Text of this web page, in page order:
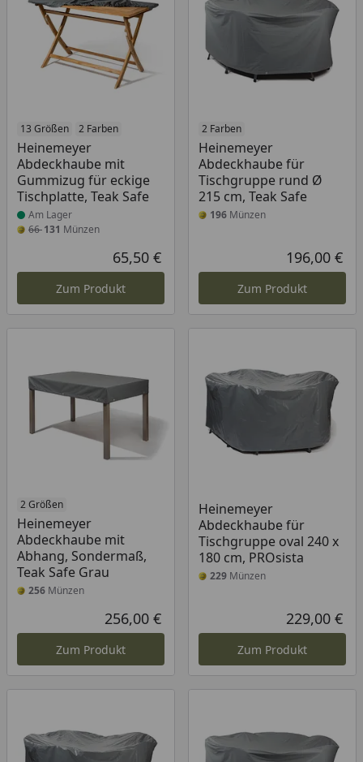
13 Größen 2 Farben
Heinemeyer
Abdeckhaube mit
Gummizug für eckige
Tischplatte, Teak Safe
Produkt am Lager
Am Lager
66131 Münzen
Aktueller Preis
65,50 €
Zum Produkt
2 Farben
Heinemeyer
Abdeckhaube für
Tischgruppe rund Ø
215 cm, Teak Safe
196 Münzen
196,00 €
Zum Produkt
2 Größen
Heinemeyer
Abdeckhaube mit
Abhang, Sondermaß,
Teak Safe Grau
256 Münzen
Aktueller Preis
256,00 €
Zum Produkt
Heinemeyer
Abdeckhaube für
Tischgruppe oval 240 x
180 cm, PROsista
229 Münzen
229,00 €
Zum Produkt